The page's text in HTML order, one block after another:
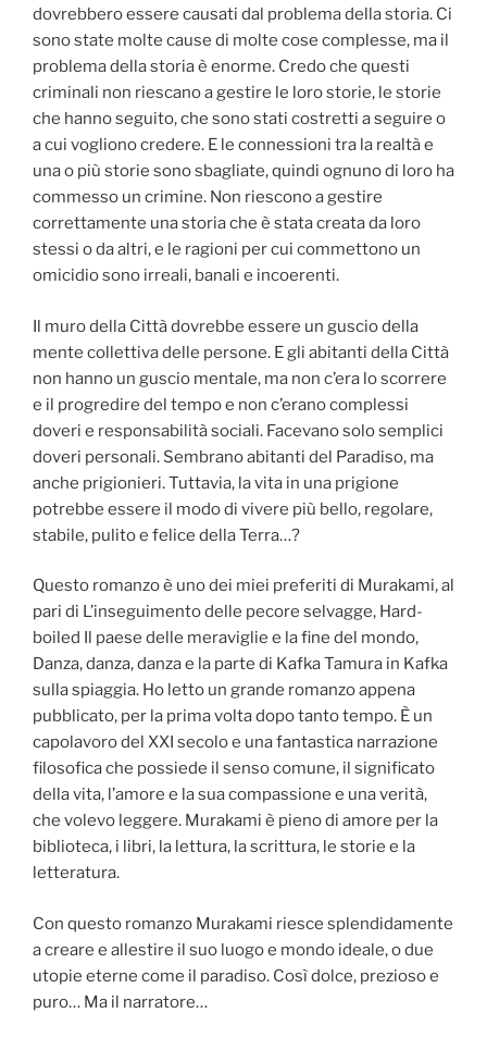
dovrebbero essere causati dal problema della storia. Ci
sono state molte cause di molte cose complesse, ma il
problema della storia è enorme. Credo che questi
criminali non riescano a gestire le loro storie, le storie
che hanno seguito, che sono stati costretti a seguire o
a cui vogliono credere. E le connessioni tra la realtà e
una o più storie sono sbagliate, quindi ognuno di loro ha
commesso un crimine. Non riescono a gestire
correttamente una storia che è stata creata da loro
stessi o da altri, e le ragioni per cui commettono un
omicidio sono irreali, banali e incoerenti.
Il muro della Città dovrebbe essere un guscio della
mente collettiva delle persone. E gli abitanti della Città
non hanno un guscio mentale, ma non c’era lo scorrere
e il progredire del tempo e non c’erano complessi
doveri e responsabilità sociali. Facevano solo semplici
doveri personali. Sembrano abitanti del Paradiso, ma
anche prigionieri. Tuttavia, la vita in una prigione
potrebbe essere il modo di vivere più bello, regolare,
stabile, pulito e felice della Terra…?
Questo romanzo è uno dei miei preferiti di Murakami, al
pari di L’inseguimento delle pecore selvagge, Hard-
boiled Il paese delle meraviglie e la fine del mondo,
Danza, danza, danza e la parte di Kafka Tamura in Kafka
sulla spiaggia. Ho letto un grande romanzo appena
pubblicato, per la prima volta dopo tanto tempo. È un
capolavoro del XXI secolo e una fantastica narrazione
filosofica che possiede il senso comune, il significato
della vita, l’amore e la sua compassione e una verità,
che volevo leggere. Murakami è pieno di amore per la
biblioteca, i libri, la lettura, la scrittura, le storie e la
letteratura.
Con questo romanzo Murakami riesce splendidamente
a creare e allestire il suo luogo e mondo ideale, o due
utopie eterne come il paradiso. Così dolce, prezioso e
puro… Ma il narratore…